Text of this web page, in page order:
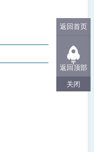
返回首页
返回顶部
关闭